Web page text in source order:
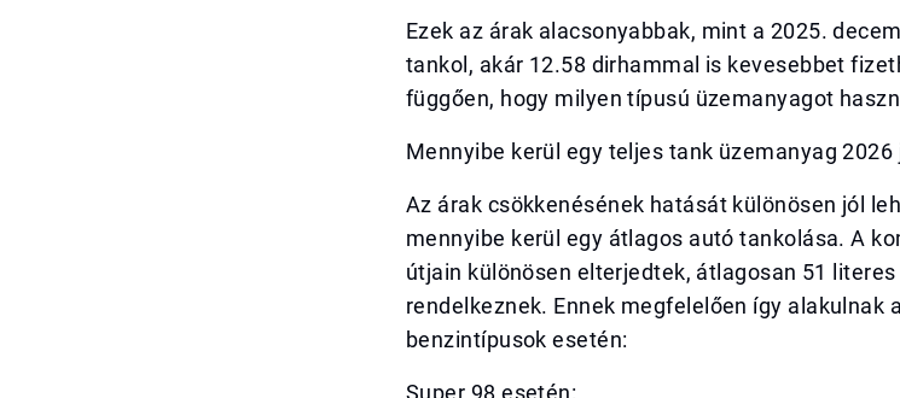
Ezek az árak alacsonyabbak, mint a 2025.
tankol, akár 12.58 dirhammal is kevesebbet
függően, hogy milyen típusú üzemanyagot
Mennyibe kerül egy teljes tank üzemanyag 2026
Az árak csökkenésének hatását különösen jól
mennyibe kerül egy átlagos autó tankolása. A
útjain különösen elterjedtek, átlagosan 51
rendelkeznek. Ennek megfelelően így alakulnak
benzintípusok esetén:
Super 98 esetén: